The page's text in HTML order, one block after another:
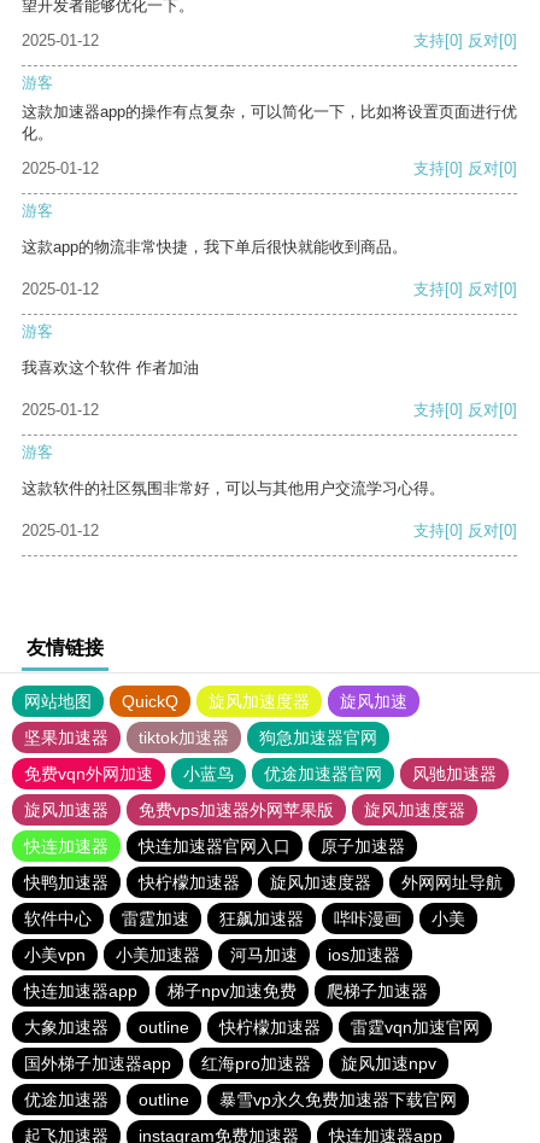
望开发者能够优化一下。
2025-01-12
支持[0] 反对[0]
游客
这款加速器app的操作有点复杂，可以简化一下，比如将设置页面进行优
化。
2025-01-12
支持[0] 反对[0]
游客
这款app的物流非常快捷，我下单后很快就能收到商品。
2025-01-12 支持[0] 反对[0]
游客
我喜欢这个软件 作者加油
2025-01-12 支持[0] 反对[0]
游客
这款软件的社区氛围非常好，可以与其他用户交流学习心得。
2025-01-12 支持[0] 反对[0]
友情链接
网站地图 QuickQ 旋风加速度器
旋风加速
坚果加速器
tiktok加速器
狗急加速器官网
免费vqn外网加速
小蓝鸟 优途加速器官网
风驰加速器
旋风加速器
免费vps加速器外网苹果版
旋风加速度器
快连加速器
快连加速器官网入口
原子加速器
快鸭加速器
快柠檬加速器 旋风加速度器
外网网址导航
软件中心
雷霆加速 狂飙加速器 哔咔漫画
小美
小美vpn
小美加速器 河马加速
ios加速器
快连加速器app
梯子npv加速免费
爬梯子加速器
大象加速器
outline 快柠檬加速器
雷霆vqn加速官网
国外梯子加速器app
红海pro加速器
旋风加速npv
优途加速器
outline
暴雪vp永久免费加速器下载官网
起飞加速器
instagram免费加速器 快连加速器app